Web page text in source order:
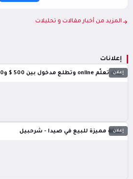
إعلانات
إعلان
بدك تعلّم online وتطلع مدخول بين 500 $ و3000 $ بالشهر
إعلان
شقة مميزة للبيع في صيدا - شرحبيل
المزيد من أخبار مقالات و تحليلات